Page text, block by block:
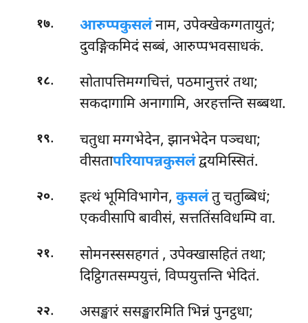
१७. आरुप्पकुसलंनाम, उपेक्खेकग्गतायुतं;
दुवङ्गिकमिदं सब्बं, आरुप्पभवसाधकं.
१८.
सोतापत्तिमग्गचित्तं, पठमानुत्तरं तथा;
सकदागामि अनागामि, अरहत्तन्ति सब्बथा.
१९.
चतुधा मग्गभेदेन, झानभेदेन पञ्चधा;
वीसतापरियापन्नकुसलंद्वयमिस्सितं.
२०. इत्थं भूमिविभागेन, कुसलंतु चतुब्बिधं;
एकवीसापि बावीसं, सत्ततिंसविधम्पि वा.
२१. सोमनस्ससहगतं, उपेक्खासहितं तथा;
दिट्ठिगतसम्पयुत्तं, विप्पयुत्तन्ति भेदितं.
२२.
असङ्खारं ससङ्खारमिति भिन्नं पुनट्ठधा;